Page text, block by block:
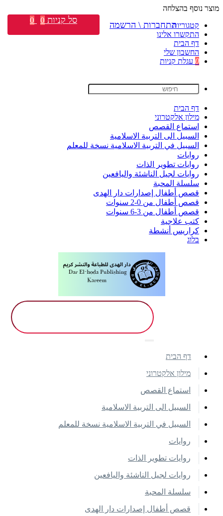
מוצר נוסף בהצלחה
קטגוריות
התקשרו אלינו
דף הבית
החשבון שלי
0 עגלת קניות
דף הבית
מילון אלקטרוני
استماع القصص
السبيل الى التربية الاسلامية
السبيل في التربية الاسلامية نسخة للمعلم
روايات
روايات تطوير الذات
روايات لجيل الناشئة واليافعين
سلسلة المحبة
قصص أطفال إصدارات دار الهدى
قصص أطفال من 0-2 سنوات
قصص أطفال من 3-6 سنوات
كتب علاجية
كراريس أنشطة
בלוג
התחברות \ הרשמה סל קניות 0
0
דף הבית
מילון אלקטרוני
استماع القصص
السبيل الى التربية الاسلامية
السبيل في التربية الاسلامية نسخة للمعلم
روايات
روايات تطوير الذات
روايات لجيل الناشئة واليافعين
سلسلة المحبة
قصص أطفال إصدارات دار الهدى